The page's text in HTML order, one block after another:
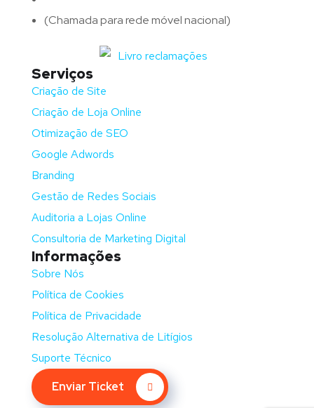
(Chamada para rede móvel nacional)
Serviços
Criação de Site
Criação de Loja Online
Otimização de SEO
Google Adwords
Branding
Gestão de Redes Sociais
Auditoria a Lojas Online
Consultoria de Marketing Digital
Informações
Sobre Nós
Política de Cookies
Política de Privacidade
Resolução Alternativa de Litígios
Suporte Técnico
Enviar Ticket